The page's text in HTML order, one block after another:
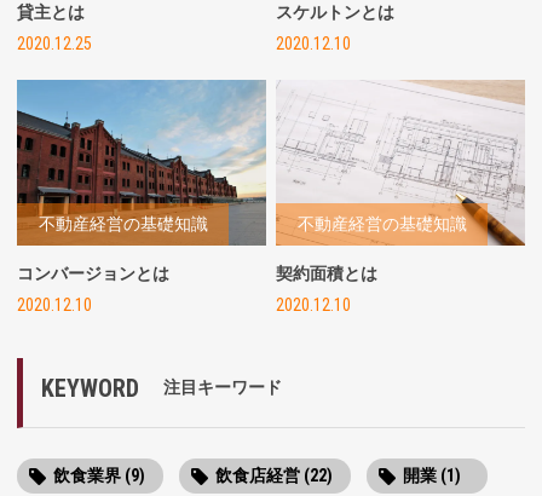
貸主とは
2020.12.25
スケルトンとは
2020.12.10
不動産経営の基礎知識
コンバージョンとは
2020.12.10
不動産経営の基礎知識
契約面積とは
2020.12.10
KEYWORD 注目キーワード
飲食業界 (9) 飲食店経営 (22) 開業 (1)